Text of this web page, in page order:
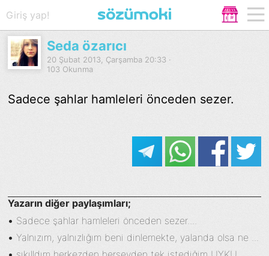
Giriş yap!
Seda özarıcı
20 Şubat 2013, Çarşamba 20:33 ·
103 Okunma
Sadece şahlar hamleleri önceden sezer.
Yazarın diğer paylaşımları;
• Sadece şahlar hamleleri önceden sezer....
•Yalnızım, yalnızlığım beni dinlemekte, yalanda olsa ne ...